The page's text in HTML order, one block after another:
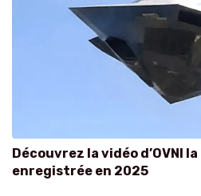
Découvrez la vidéo d’OVNI
enregistrée en 2025